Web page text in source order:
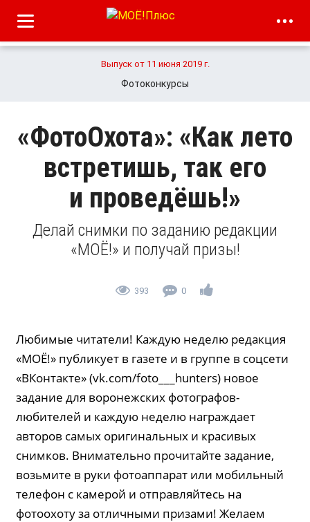
Выпуск от 11 июня 2019 г.
Фотоконкурсы
«ФотоОхота»: «Как лето
встретишь, так его
и проведёшь!»
Делай снимки по заданию редакции
«МОЁ!» и получай призы!
393 0
Любимые читатели! Каждую неделю редакция
«МОЁ!» публикует в газете и в группе в соцсети
«ВКонтакте» (vk.com/foto___hunters) новое
задание для воронежских фотографов-
любителей и каждую неделю награждает
авторов самых оригинальных и красивых
снимков. Внимательно прочитайте задание,
возьмите в руки фотоаппарат или мобильный
телефон с камерой и отправляйтесь на
фотоохоту за отличными призами! Желаем